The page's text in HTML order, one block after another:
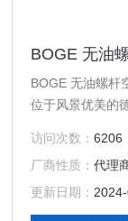
BOGE 无油
BOGE 无油螺杆
位于风景优美的
现业已成为的、
诞生的那天起就
司秉承了德国人
技术，生产出世
访问次数：6206
厂商性质：代理
更新日期：